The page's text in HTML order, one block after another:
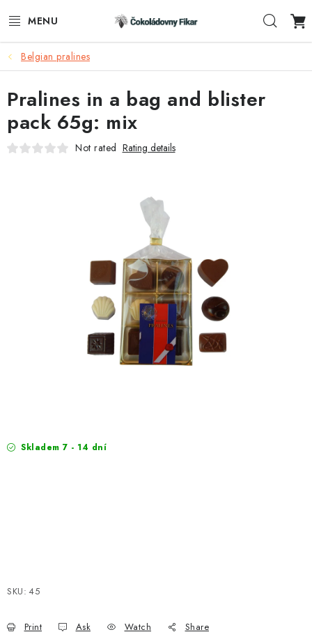
E-SHOP
PROMOTIONAL PRODUCTS
INFORMACE
FUNKČNÍ ČOKOLÁDA
Terms and Conditions
Reklamace
Belgian pralines
Skladem 7 - 14 dní
SKU: 45
Print Ask Watch Share
Pralines in a bag and blister
pack 65g: mix
Not rated Rating details